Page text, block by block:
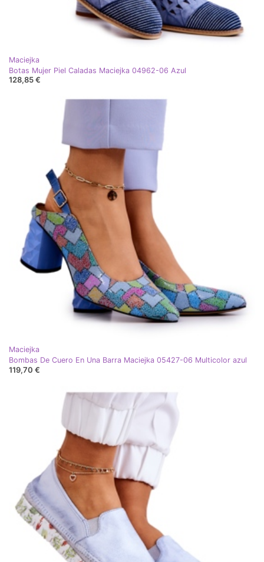
Maciejka
Botas Mujer Piel Caladas Maciejka 04962-06 Azul
128,85 €
Maciejka
Bombas De Cuero En Una Barra Maciejka 05427-06 Multicolor azul
119,70 €